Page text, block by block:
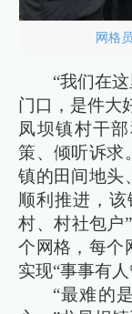
网格
“我们在
门口，是件大
凤坝镇村干
策、倾听诉求
镇的田间地头
顺利推进，
村、村社包户
个网格，每个
实现“事事有人
“最难的